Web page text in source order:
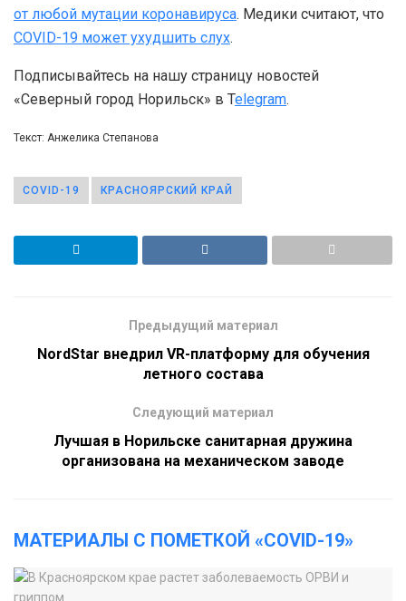
от любой мутации коронавируса. Медики считают, что
COVID-19 может ухудшить слух.
Подписывайтесь на нашу страницу новостей
«Северный город Норильск» в Telegram.
Текст: Анжелика Степанова
COVID-19 КРАСНОЯРСКИЙ КРАЙ
Предыдущий материал
NordStar внедрил VR-платформу для обучения
летного состава
Следующий материал
Лучшая в Норильске санитарная дружина
организована на механическом заводе
МАТЕРИАЛЫ С ПОМЕТКОЙ «COVID-19»